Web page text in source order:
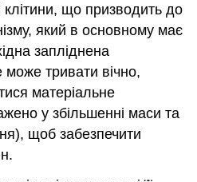
клітини, що призводить до
який в основному має
запліднена
тривати вічно,
матеріальне
у збільшенні маси та
щоб забезпечити